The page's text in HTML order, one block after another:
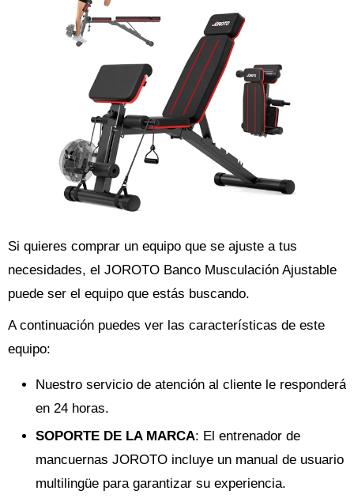
Si quieres comprar un equipo que se ajuste a tus
necesidades, el JOROTO Banco Musculación Ajustable
puede ser el equipo que estás buscando.
A continuación puedes ver las características de este
equipo:
Nuestro servicio de atención al cliente le responderá
en 24 horas.
SOPORTE DE LA MARCA: El entrenador de
mancuernas JOROTO incluye un manual de usuario
multilingüe para garantizar su experiencia.